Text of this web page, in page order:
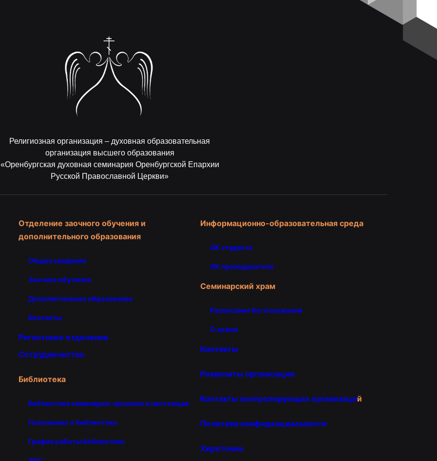
Религиозная организация – духовная образовательная
организация высшего образования
«Оренбургская духовная семинария Оренбургской Епархии
Русской Православной Церкви»
Отделение заочного обучения и
дополнительного образования
Общие сведения
Заочное обучение
Дополнительное образование
Контакты
Регентское отделение
Сотрудничество
Библиотека
Библиотека семинарии: прошлое и настоящее
Положение о библиотеке
График работы библиотеки
Информационно-образовательная среда
ЛК студента
ЛК преподавателя
Семинарский храм
Расписание богослужений
О храме
Контакты
Реквизиты организации
Контакты контролирующих организаций
Политика конфиденциальности
Хиротонии